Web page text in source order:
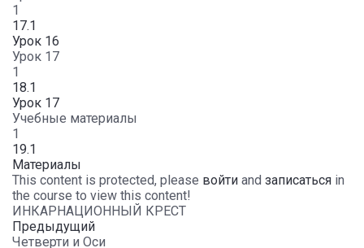
1
17.1
Урок 16
Урок 17
1
18.1
Урок 17
Учебные материалы
1
19.1
Материалы
This content is protected, please войти and записаться in
the course to view this content!
ИНКАРНАЦИОННЫЙ КРЕСТ
Предыдущий
Четверти и Оси